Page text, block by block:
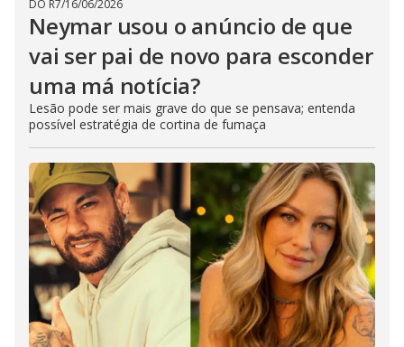
DO R7/16/06/2026
Neymar usou o anúncio de que
vai ser pai de novo para esconder
uma má notícia?
Lesão pode ser mais grave do que se pensava; entenda
possível estratégia de cortina de fumaça